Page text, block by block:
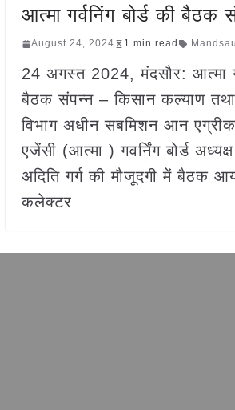
आत्मा गर्वनिंग बोर्ड की बैठक
August 24, 2024 1 min read
24 अगस्त 2024, मंदसौर: आत्मा
बैठक संपन्न – किसान कल्याण
विभाग अधीन सबमिशन आन
एजेंसी (आत्मा ) गवर्निंग बोर्ड
अदिति गर्ग की मौजूदगी में बैठक
कलेक्टर